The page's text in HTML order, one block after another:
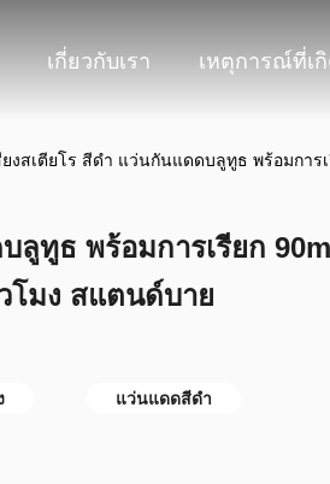
เกี่ยวกับเรา เหตุการณ์ที่เ
ยงสเตียโร สีดํา แว่นกันแดดบลูทูธ พร้อมการ
ลูทูธ พร้อมการเรียก
โมง สแตนด์บาย
แว่นแดดสีดํา